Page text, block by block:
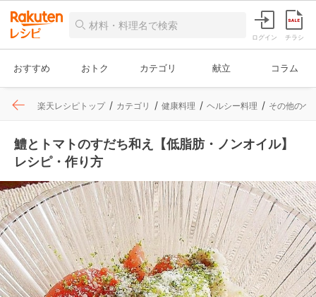
ログイン チラシ
おすすめ おトク カテゴリ 献立 コラム
楽天レシピトップ カテゴリ 健康料理 ヘルシー料理 その他のヘ
鱧とトマトのすだち和え【低脂肪・ノンオイル】
レシピ・作り方